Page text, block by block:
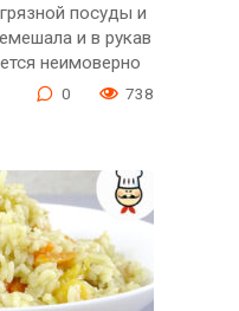
посуды и
и в рукав
неимоверно
0 738